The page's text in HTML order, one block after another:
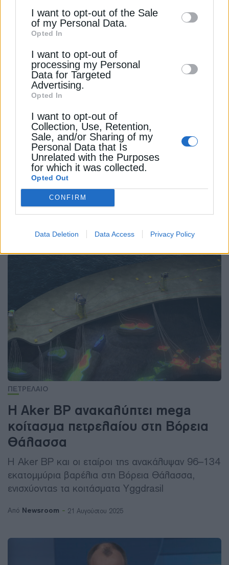
information may also be disclosed by us to
third parties on theIAB’s List of
Downstream Participants
disclose it to other third parties.
I want to opt-out of the Sale
of my Personal Data.
Opted In
I want to opt-out of
processing my Personal
Data for Targeted
Advertising.
Opted In
I want to opt-out of
Collection, Use, Retention,
Sale, and/or Sharing of my
Personal Data that Is
Unrelated with the Purposes
for which it was collected.
Opted Out
CONFIRM
Data Deletion Data Access Privacy Policy
Shell: Ξεκινά την παραγωγή από το
κοίτασμα Victory στη Βόρεια
Θάλασσα
Η Shell ξεκίνησε την παραγωγή από το κοίτασμα
αερίου στη Βόρεια Θάλασσα, το οποίο μπορεί να
θερμάνει σχεδόν 900.000 νοικοκυριά ετησίως
ΠΕΤΡΕΛΑΙΟ
Η Aker BP ανακαλύπτει mega
κοίτασμα πετρελαίου στη Βόρεια
Θάλασσα
Η Aker BP και οι εταίροι της ανακάλυψαν 96–134
εκατομμύρια βαρέλια στη Βόρεια Θάλασσα,
ενισχύοντας τα κοιτάσματα Yggdrasil
Από Newsroom 21 Αυγούστου 2025
την Πολιτική Απορρήτου